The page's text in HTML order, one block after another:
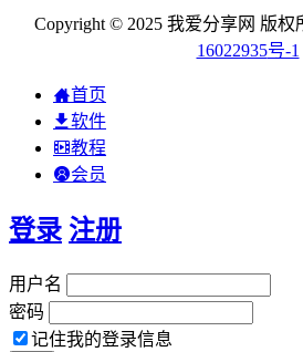
Copyright © 2025 我爱分享网 版权
16022935号-1
首页
软件
教程
会员
登录 注册
用户名
密码
记住我的登录信息